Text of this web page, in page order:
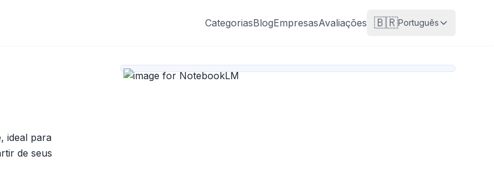
CategoriasBlogEmpresasAvaliações 🇧🇷Português
ideal para
de seus